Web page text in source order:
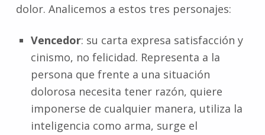
dolor. Analicemos a estos tres personajes:
Vencedor: su carta expresa satisfacción y
cinismo, no felicidad. Representa a la
persona que frente a una situación
dolorosa necesita tener razón, quiere
imponerse de cualquier manera, utiliza la
inteligencia como arma, surge el